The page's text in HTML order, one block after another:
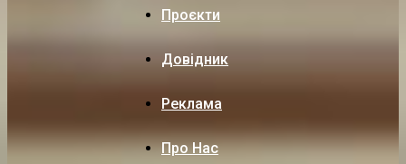
Проєкти
Довідник
Реклама
Про Нас